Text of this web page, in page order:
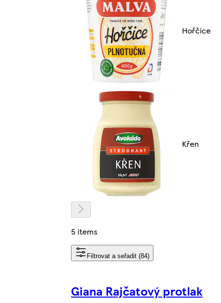
Hořčice
Křen
5 items
Filtrovat a seřadit (84)
Giana Rajčatový protlak